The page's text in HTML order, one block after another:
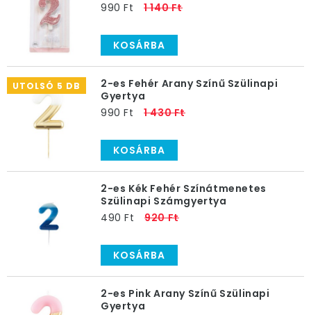
990 Ft
1 140 Ft
KOSÁRBA
UTOLSÓ 5 DB
2-es Fehér Arany Színű Szülinapi
Gyertya
990 Ft
1 430 Ft
KOSÁRBA
2-es Kék Fehér Színátmenetes
Szülinapi Számgyertya
490 Ft
920 Ft
KOSÁRBA
2-es Pink Arany Színű Szülinapi
Gyertya